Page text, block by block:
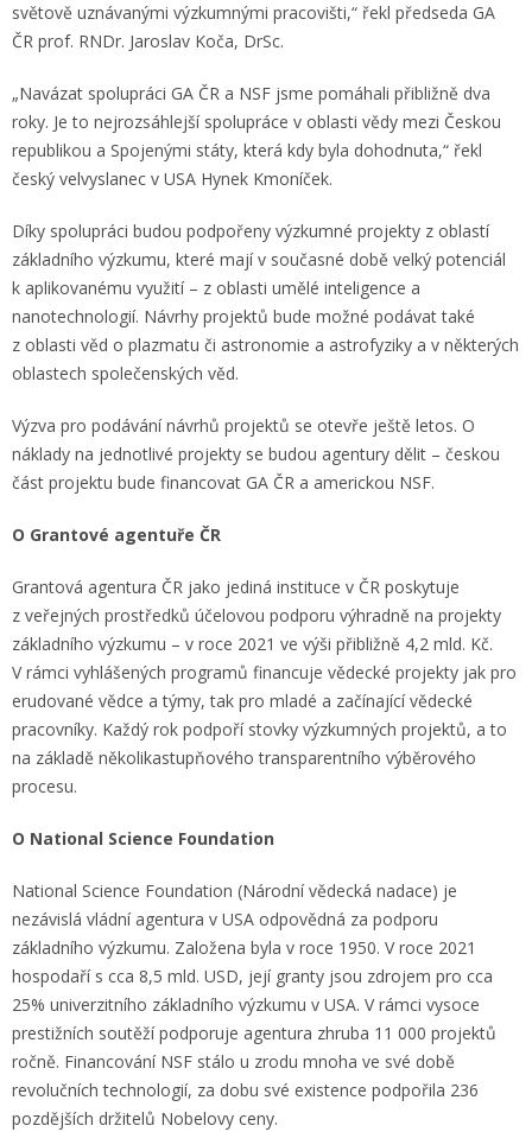
světově uznávanými výzkumnými pracovišti,“ řekl předseda GA
ČR prof. RNDr. Jaroslav Koča, DrSc.
„Navázat spolupráci GA ČR a NSF jsme pomáhali přibližně dva
roky. Je to nejrozsáhlejší spolupráce v oblasti vědy mezi Českou
republikou a Spojenými státy, která kdy byla dohodnuta,“ řekl
český velvyslanec v USA Hynek Kmoníček.
Díky spolupráci budou podpořeny výzkumné projekty z oblastí
základního výzkumu, které mají v současné době velký potenciál
k aplikovanému využití – z oblasti umělé inteligence a
nanotechnologií. Návrhy projektů bude možné podávat také
z oblasti věd o plazmatu či astronomie a astrofyziky a v některých
oblastech společenských věd.
Výzva pro podávání návrhů projektů se otevře ještě letos. O
náklady na jednotlivé projekty se budou agentury dělit – českou
část projektu bude financovat GA ČR a americkou NSF.
O Grantové agentuře ČR
Grantová agentura ČR jako jediná instituce v ČR poskytuje
z veřejných prostředků účelovou podporu výhradně na projekty
základního výzkumu – v roce 2021 ve výši přibližně 4,2 mld. Kč.
V rámci vyhlášených programů financuje vědecké projekty jak pro
erudované vědce a týmy, tak pro mladé a začínající vědecké
pracovníky. Každý rok podpoří stovky výzkumných projektů, a to
na základě několikastupňového transparentního výběrového
procesu.
O National Science Foundation
National Science Foundation (Národní vědecká nadace) je
nezávislá vládní agentura v USA odpovědná za podporu
základního výzkumu. Založena byla v roce 1950. V roce 2021
hospodaří s cca 8,5 mld. USD, její granty jsou zdrojem pro cca
25% univerzitního základního výzkumu v USA. V rámci vysoce
prestižních soutěží podporuje agentura zhruba 11 000 projektů
ročně. Financování NSF stálo u zrodu mnoha ve své době
revolučních technologií, za dobu své existence podpořila 236
pozdějších držitelů Nobelovy ceny.